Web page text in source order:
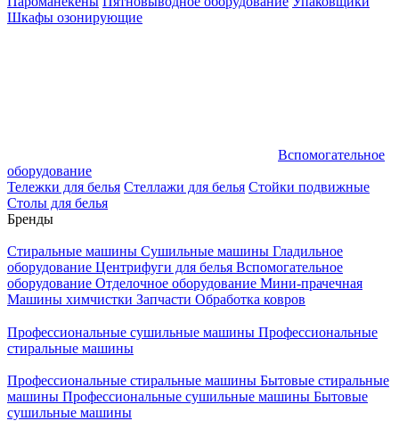
Шкафы озонирующие
Вспомогательное
оборудование
Тележки для белья Стеллажи для белья Стойки подвижные
Столы для белья
Бренды
Стиральные машины Сушильные машины Гладильное
оборудование Центрифуги для белья Вспомогательное
оборудование Отделочное оборудование Мини-прачечная
Машины химчистки Запчасти Обработка ковров
Профессиональные сушильные машины Профессиональные
стиральные машины
Профессиональные стиральные машины Бытовые стиральные
машины Профессиональные сушильные машины Бытовые
сушильные машины